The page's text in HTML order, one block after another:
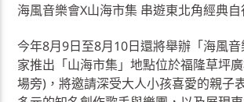
海風音樂會X山海市集 串遊東北角經典
今年8月9日至8月10日還將舉辦「海風
家推出「山海市集」地點位於福隆草坪
場旁)，將邀請深受大人小孩喜愛的親子